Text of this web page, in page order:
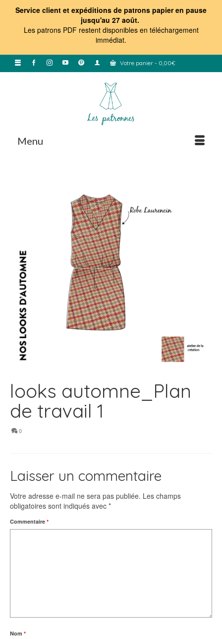
Service client et expéditions de patrons papier en pause
jusqu'au 27 août.
Les patrons PDF restent disponibles en téléchargement
immédiat.
Votre panier - 0,00€
Menu
looks automne_Plan
de travail 1
0
Laisser un commentaire
Votre adresse e-mail ne sera pas publiée. Les champs
obligatoires sont indiqués avec *
Commentaire *
Nom *